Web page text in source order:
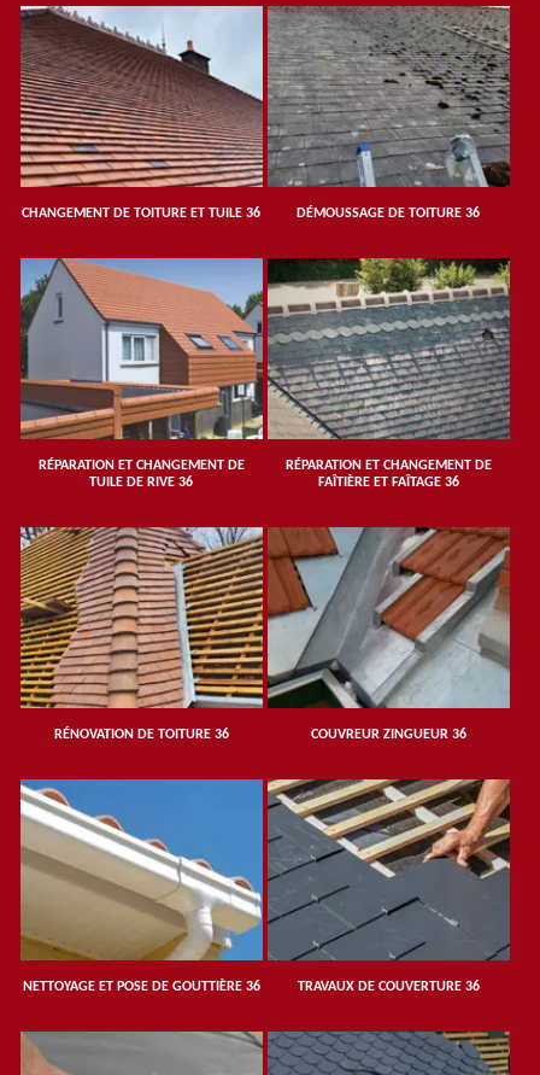
CHANGEMENT DE TOITURE ET TUILE 36 DÉMOUSSAGE DE TOITURE 36
RÉPARATION ET CHANGEMENT DE
TUILE DE RIVE 36
RÉPARATION ET CHANGEMENT DE
FAÎTIÈRE ET FAÎTAGE 36
RÉNOVATION DE TOITURE 36 COUVREUR ZINGUEUR 36
NETTOYAGE ET POSE DE GOUTTIÈRE 36 TRAVAUX DE COUVERTURE 36